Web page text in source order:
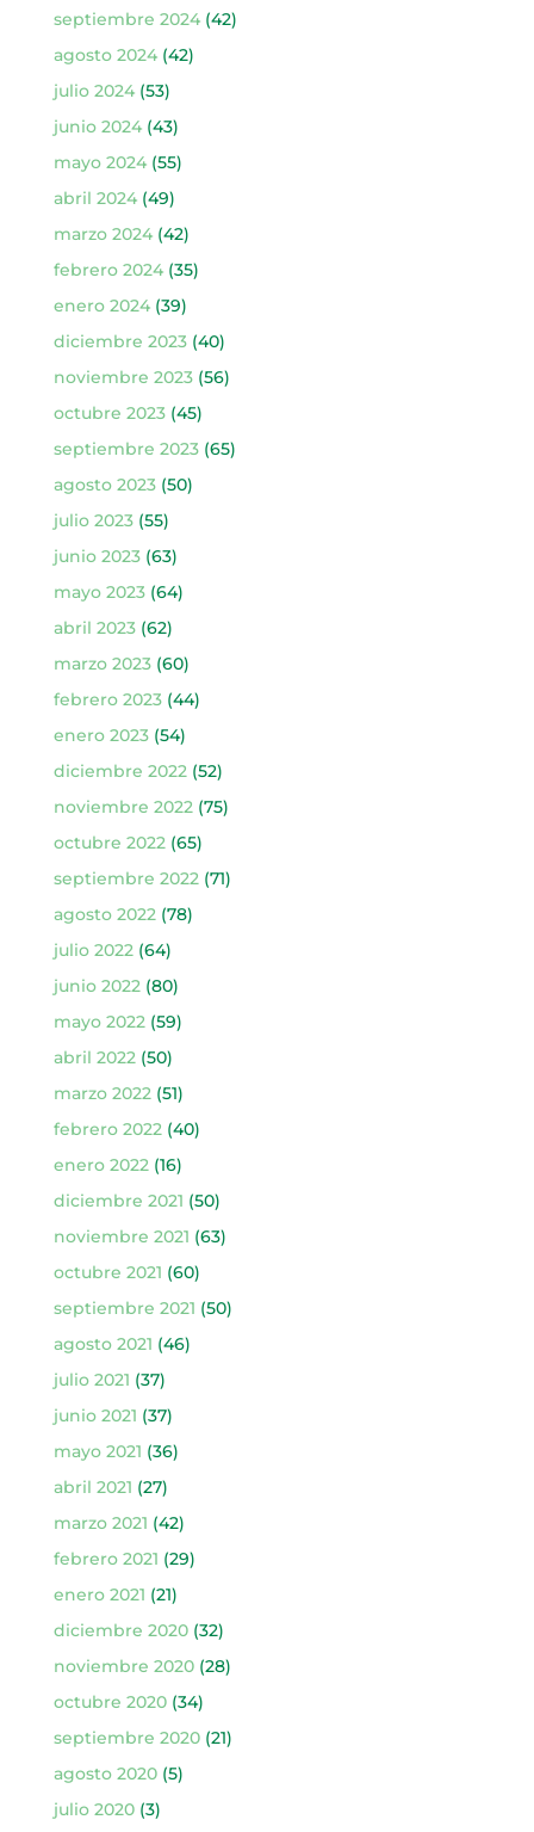
septiembre 2024(42)
agosto 2024(42)
julio 2024(53)
junio 2024(43)
mayo 2024(55)
abril 2024(49)
marzo 2024(42)
febrero 2024(35)
enero 2024(39)
diciembre 2023(40)
noviembre 2023(56)
octubre 2023(45)
septiembre 2023(65)
agosto 2023(50)
julio 2023(55)
junio 2023(63)
mayo 2023(64)
abril 2023(62)
marzo 2023(60)
febrero 2023(44)
enero 2023(54)
diciembre 2022(52)
noviembre 2022(75)
octubre 2022(65)
septiembre 2022(71)
agosto 2022(78)
julio 2022(64)
junio 2022(80)
mayo 2022(59)
abril 2022(50)
marzo 2022(51)
febrero 2022(40)
enero 2022(16)
diciembre 2021 (50)
noviembre 2021 (63)
octubre 2021 (60)
septiembre 2021 (50)
agosto 2021 (46)
julio 2021 (37)
junio 2021 (37)
mayo 2021 (36)
abril 2021 (27)
marzo 2021 (42)
febrero 2021 (29)
enero 2021 (21)
diciembre 2020(32)
noviembre 2020(28)
octubre 2020(34)
septiembre 2020(21)
agosto 2020(5)
julio 2020(3)